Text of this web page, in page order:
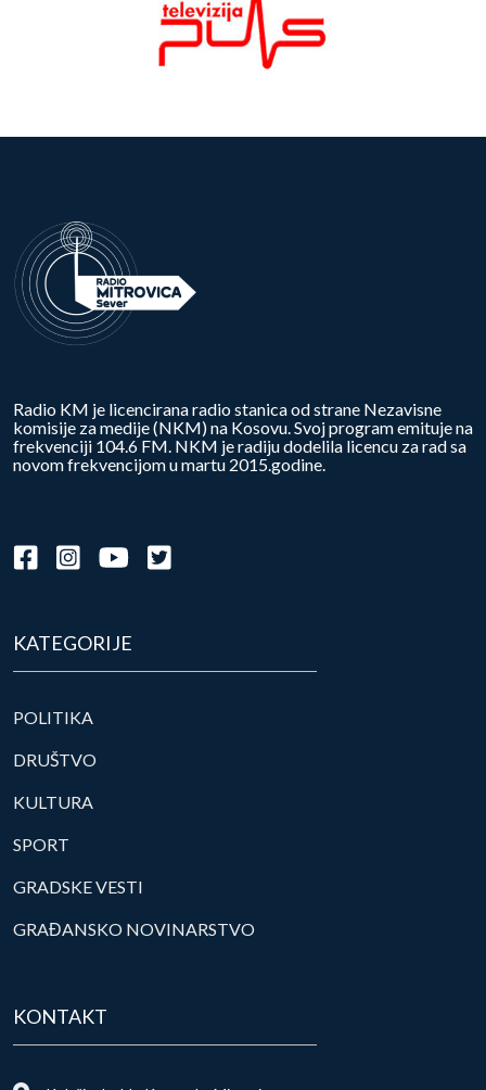
Radio KM je licencirana radio stanica od strane Nezavisne
komisije za medije (NKM) na Kosovu. Svoj program emituje na
frekvenciji 104.6 FM. NKM je radiju dodelila licencu za rad sa
novom frekvencijom u martu 2015.godine.
KATEGORIJE
POLITIKA
DRUŠTVO
KULTURA
SPORT
GRADSKE VESTI
GRAĐANSKO NOVINARSTVO
KONTAKT